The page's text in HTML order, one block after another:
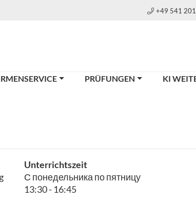
+49 541
PRÜFUNGEN KI
Unterrichtszeit
С понедельника по пятницу
13:30 - 16:45